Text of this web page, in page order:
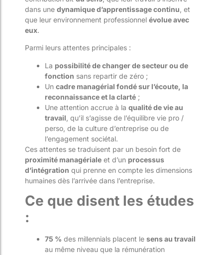
dans une dynamique d’apprentissage continu , et
que leur environnement professionnel évolue avec
eux.
Parmi leurs attentes principales :
La possibilité de changer de secteur ou de
fonction sans repartir de zéro ;
Un cadre managérial fondé sur l’écoute, la
reconnaissance et la clarté ;
Une attention accrue à la qualité de vie au
travail , qu’il s’agisse de l’équilibre vie pro /
perso, de la culture d’entreprise ou de
l’engagement sociétal.
Ces attentes se traduisent par un besoin fort de
proximité managériale et d’un processus
d’intégration qui prenne en compte les dimensions
humaines dès l’arrivée dans l’entreprise.
Ce que disent les études
:
75 % des millennials placent le sens au travail
au même niveau que la rémunération